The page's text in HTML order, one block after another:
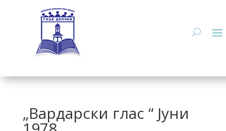
„Вардарски глас “ Јуни